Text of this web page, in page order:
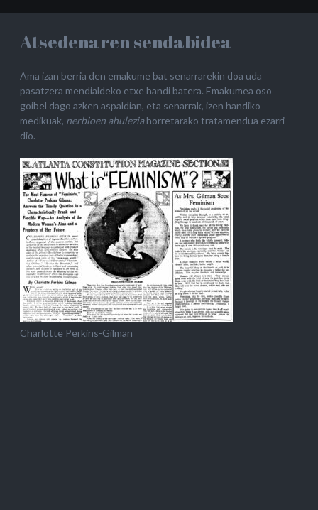
Atsedenaren sendabidea
Ama izan berria den emakume bat senarrarekin doa uda
pasatzera mendialdeko etxe handi batera. Emakumea oso
goibel dago azken aspaldian, eta senarrak, izen handiko
medikuak, nerbioen ahuleziahorretarako tratamendua ezarri
dio.
Charlotte Perkins-Gilman